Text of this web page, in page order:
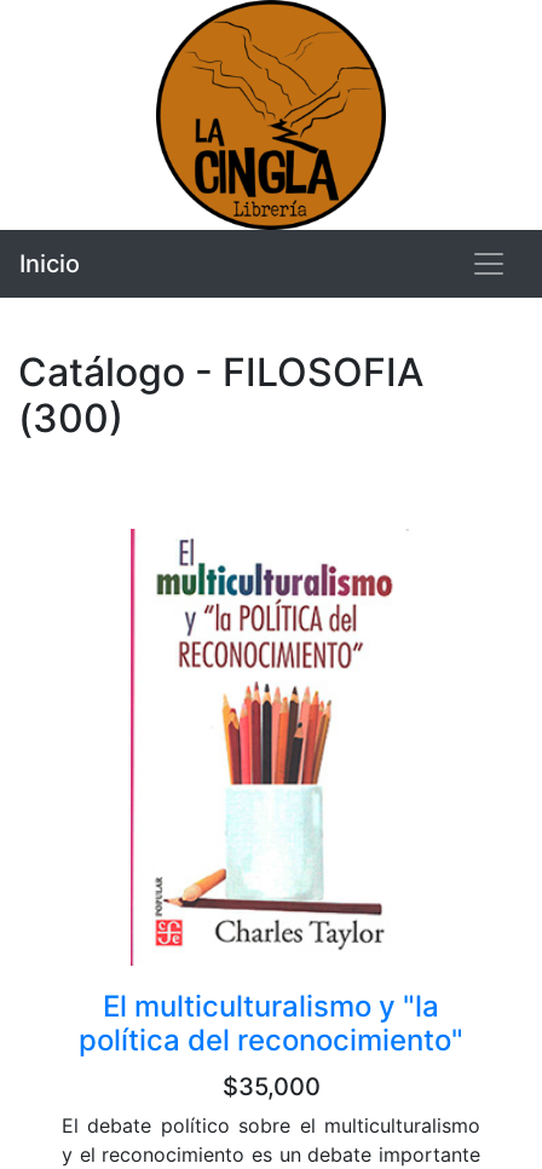
Inicio
Catálogo - FILOSOFIA
(300)
El multiculturalismo y "la
política del reconocimiento"
$35,000
El debate político sobre el multiculturalismo
y el reconocimiento es un debate importante